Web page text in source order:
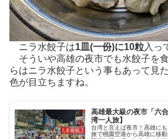
ニラ水餃子は1皿(一份)に10粒入っ
そういや高雄の夜市でも水餃子を
らはニラ水餃子という事もあって見
色が目立ちますね。
高雄最大級の夜市「六
湾一人旅】
台湾と言えば夜市！高雄に
旅で桃園空港から高雄に移